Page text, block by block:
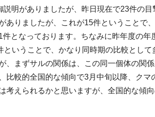
明がありましたが、昨日現在で23件の
ありましたが、これが15件ということで
となっております。ちなみに昨年度の
いうことで、かなり同時期の比較とし
、まずサルの関係は、この同一個体の関
比較的全国的な傾向で3月中旬以降、ク
考えられるかと思いますが、全国的な傾